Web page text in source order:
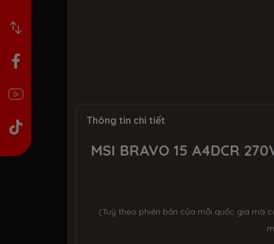
Thông tin chi tiết
MSI BRAVO 15 A4DCR
(Tuỳ theo phiên bản của mỗi quốc gia mà